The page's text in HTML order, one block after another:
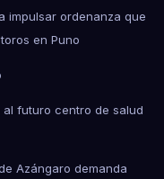
impulsar ordenanza que
en Puno
futuro centro de salud
Azángaro demanda